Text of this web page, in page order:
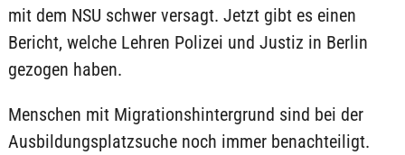
mit dem NSU schwer versagt. Jetzt gibt es einen
Bericht, welche Lehren Polizei und Justiz in Berlin
gezogen haben.
Menschen mit Migrationshintergrund sind bei der
Ausbildungsplatzsuche noch immer benachteiligt.